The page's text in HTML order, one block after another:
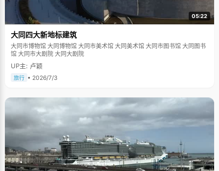
05:22
大同四大新地标建筑
大同市博物馆 大同博物馆 大同市美术馆 大同美术馆 大同市图书馆 大同图书
馆 大同市大剧院 大同大剧院
UP主: 卢颖
旅行 • 2026/7/3